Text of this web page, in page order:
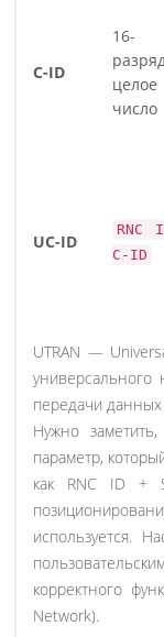
C-ID
16-
целое
число
UC-ID
RNC
C-ID
UTRAN —
универсального
передачи данных
Нужно
параметр,
как RNC ID +
используется.
корректного
Network).